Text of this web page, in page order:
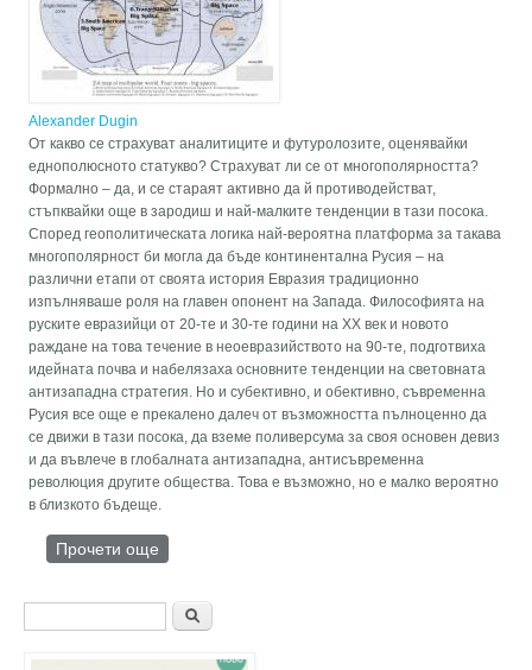
Alexander Dugin
От какво се страхуват аналитиците и футуролозите, оценявайки
еднополюсното статукво? Страхуват ли се от многополярността?
Формално – да, и се стараят активно да й противодействат,
стъпквайки още в зародиш и най-малките тенденции в тази посока.
Според геополитическата логика най-вероятна платформа за такава
многополярност би могла да бъде континентална Русия – на
различни етапи от своята история Евразия традиционно
изпълняваше роля на главен опонент на Запада. Философията на
руските евразийци от 20-те и 30-те години на ХХ век и новото
раждане на това течение в неоевразийството на 90-те, подготвиха
идейната почва и набелязаха основните тенденции на световната
антизападна стратегия. Но и субективно, и обективно, съвременна
Русия все още е прекалено далеч от възможността пълноценно да
се движи в тази посока, да вземе поливерсума за своя основен девиз
и да въвлече в глобалната антизападна, антисъвременна
революция другите общества. Това е възможно, но е малко вероятно
в близкото бъдеще.
Прочети още
Форма за търсене